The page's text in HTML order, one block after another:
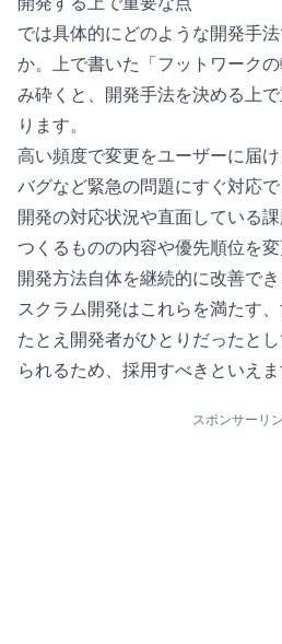
では具体的にどのような開発手
か。上で書いた「フットワーク
み砕くと、開発手法を決める上
ります。
高い頻度で変更をユーザーに届
バグなど緊急の問題にすぐ対応
開発の対応状況や直面している
つくるものの内容や優先順位を
開発方法自体を継続的に改善で
スクラム開発はこれらを満たす、
たとえ開発者がひとりだったと
られるため、採用すべきといえま
スポンサーリ